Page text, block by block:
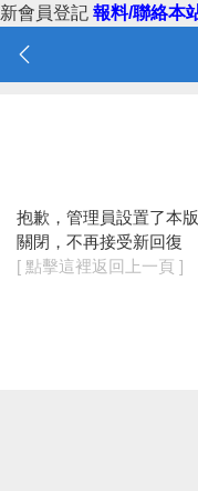
新會員登記 報料/聯絡本
抱歉，管理員設置了本
關閉，不再接受新回復
[ 點擊這裡返回上一頁 ]